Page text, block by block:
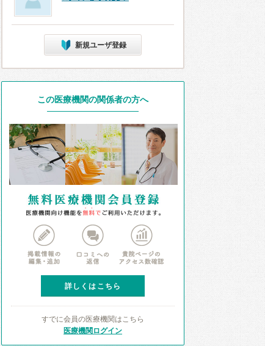
新規ユーザ登録
この医療機関の関係者の方へ
詳しくはこちら
すでに会員の医療機関はこちら
医療機関ログイン